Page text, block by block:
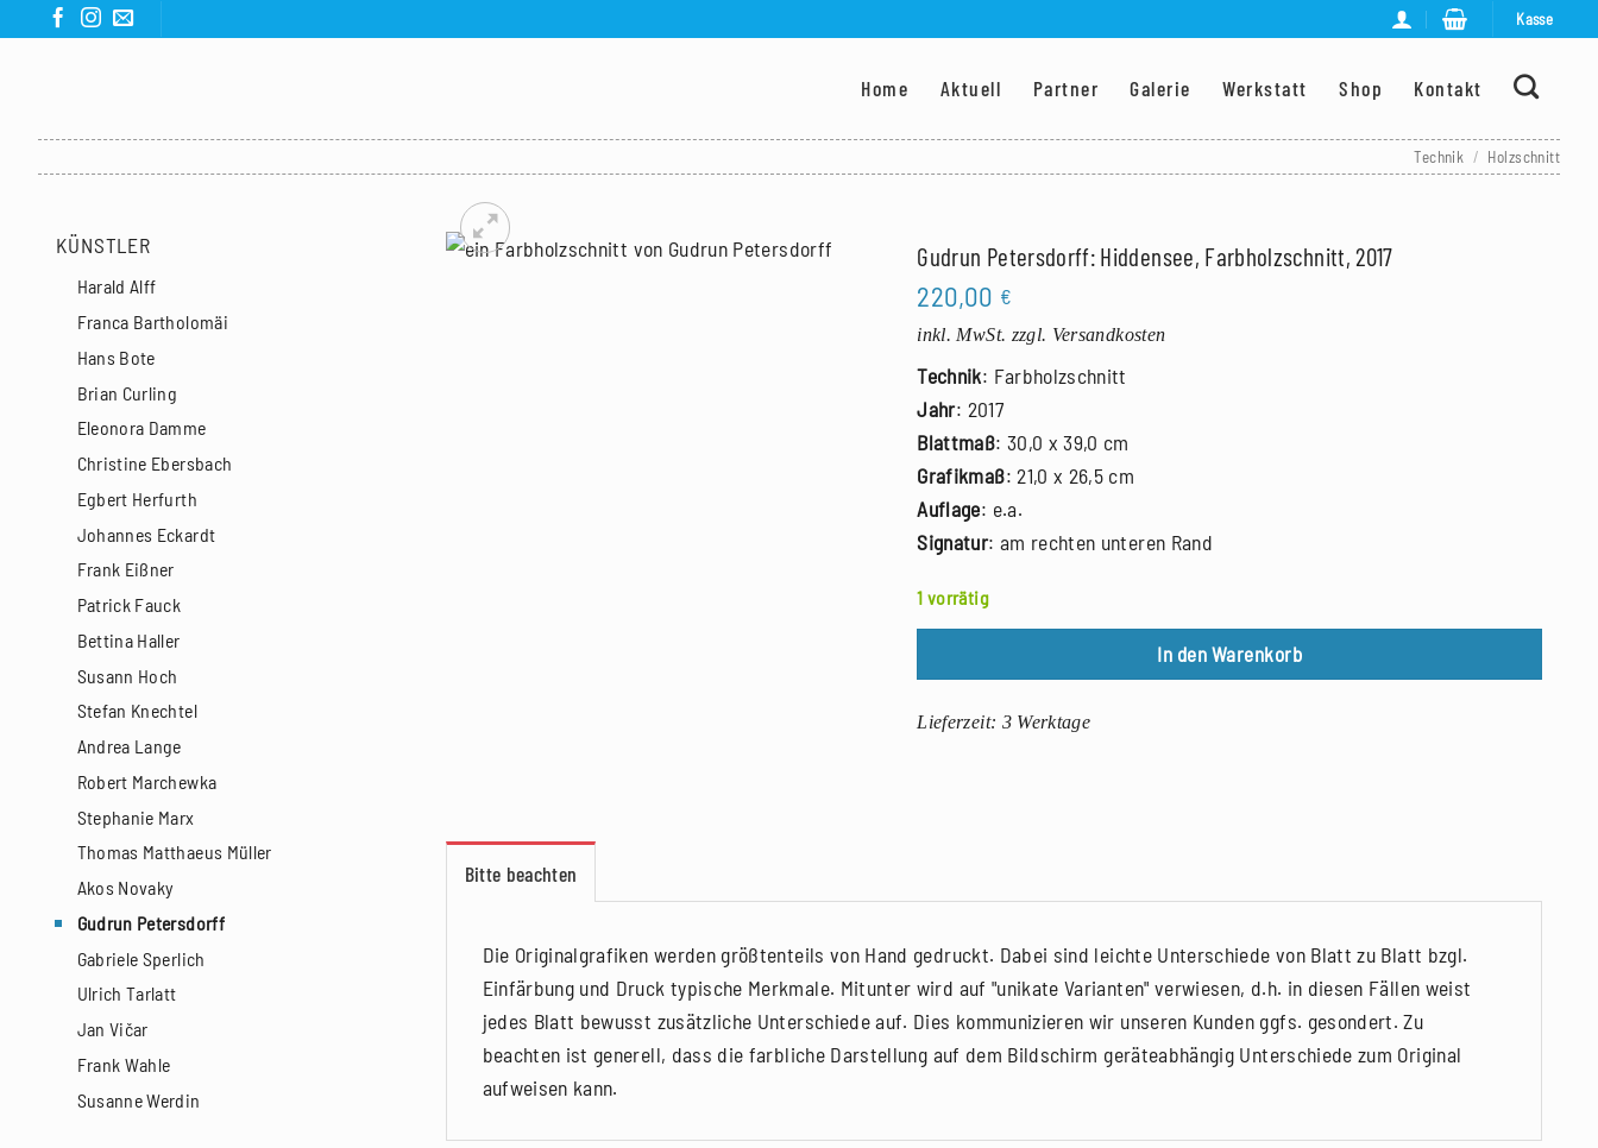
Kasse
Home Aktuell Partner Galerie Werkstatt Shop Kontakt
Technik / Holzschnitt
KÜNSTLER
Harald Alff
Franca Bartholomäi
Hans Bote
Brian Curling
Eleonora Damme
Christine Ebersbach
Egbert Herfurth
Johannes Eckardt
Frank Eißner
Patrick Fauck
Bettina Haller
Susann Hoch
Stefan Knechtel
Andrea Lange
Robert Marchewka
Stephanie Marx
Thomas Matthaeus Müller
Akos Novaky
Gudrun Petersdorff
Gabriele Sperlich
Ulrich Tarlatt
Jan Vičar
Frank Wahle
Susanne Werdin
Gudrun Petersdorff: Hiddensee, Farbholzschnitt, 2017
220,00 €
inkl. MwSt. zzgl. Versandkosten
Technik: Farbholzschnitt
Jahr: 2017
Blattmaß: 30,0 x 39,0 cm
Grafikmaß: 21,0 x 26,5 cm
Auflage: e.a.
Signatur: am rechten unteren Rand
1 vorrätig
In den Warenkorb
Lieferzeit: 3 Werktage
Bitte beachten
Die Originalgrafiken werden größtenteils von Hand gedruckt. Dabei sind leichte Unterschiede von Blatt zu Blatt bzgl.
Einfärbung und Druck typische Merkmale. Mitunter wird auf "unikate Varianten" verwiesen, d.h. in diesen Fällen weist
jedes Blatt bewusst zusätzliche Unterschiede auf. Dies kommunizieren wir unseren Kunden ggfs. gesondert. Zu
beachten ist generell, dass die farbliche Darstellung auf dem Bildschirm geräteabhängig Unterschiede zum Original
aufweisen kann.